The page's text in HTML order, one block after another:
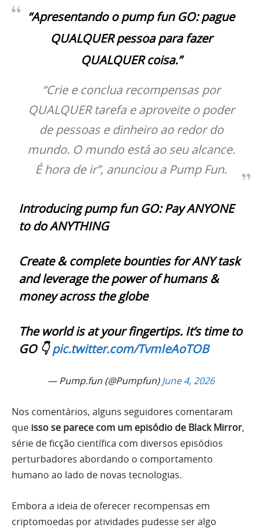
“Apresentando o pump fun GO: pague
QUALQUER pessoa para fazer
QUALQUER coisa.”
“Crie e conclua recompensas por
QUALQUER tarefa e aproveite o poder
de pessoas e dinheiro ao redor do
mundo. O mundo está ao seu alcance.
É hora de ir”, anunciou a Pump Fun.
Introducing pump fun GO: Pay ANYONE
to do ANYTHING
Create & complete bounties for ANY task
and leverage the power of humans &
money across the globe
The world is at your fingertips. It’s time to
GO 👇pic.twitter.com/TvmIeAoTOB
— Pump.fun (@Pumpfun)June 4, 2026
Nos comentários, alguns seguidores comentaram
que isso se parece com um episódio de Black Mirror,
série de ficção científica com diversos episódios
perturbadores abordando o comportamento
humano ao lado de novas tecnologias.
Embora a ideia de oferecer recompensas em
criptomoedas por atividades pudesse ser algo